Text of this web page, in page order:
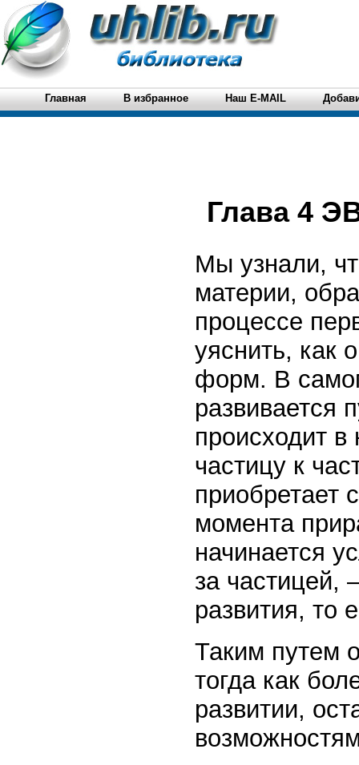
Главная В избранное Наш E-MAIL
Глава 4
Мы узнали,
материи,
процессе
уяснить, как
форм. В
развивается
происходит
частицу к
приобретает
момента
начинается
за частицей,
развития, то
Таким путем
тогда как
развитии,